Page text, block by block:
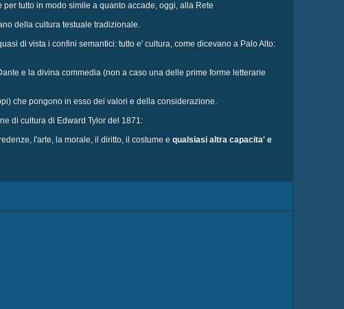
tutto in modo simile a quanto accade, oggi, alla Rete
della cultura testuale tradizionale.
di vista i confini semantici: tutto e' cultura, come dicevano a Palo Alto:
e la divina commedia (non a caso una delle prime forme letterarie
che pongono in esso dei valori e della considerazione.
di cultura di Edward Tylor del 1871:
l'arte, la morale, il diritto, il costume e qualsiasi altra capacita' e